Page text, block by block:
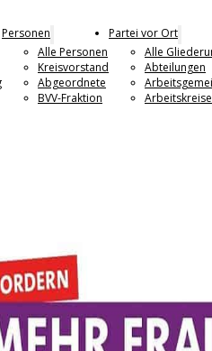
Personen
Alle Personen
Kreisvorstand
Abgeordnete
BVV-Fraktion
Partei vor Ort
Alle
Abteilungen
Arbeitskreise